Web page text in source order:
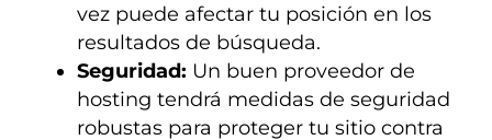
vez puede afectar tu posición en los
resultados de búsqueda.
Seguridad: Un buen proveedor de
hosting tendrá medidas de seguridad
robustas para proteger tu sitio contra